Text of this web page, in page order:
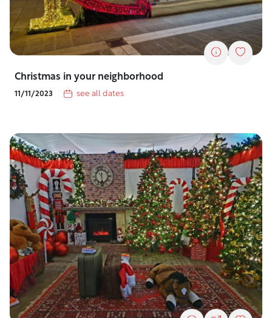
Christmas in your neighborhood
11/11/2023 see all dates